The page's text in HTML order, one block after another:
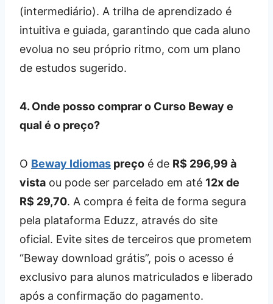
(intermediário). A trilha de aprendizado é
intuitiva e guiada, garantindo que cada aluno
evolua no seu próprio ritmo, com um plano
de estudos sugerido.
4. Onde posso comprar o Curso Beway e
qual é o preço?
O Beway Idiomas preço é de R$ 296,99 à
vista ou pode ser parcelado em até 12x de
R$ 29,70. A compra é feita de forma segura
pela plataforma Eduzz, através do site
oficial. Evite sites de terceiros que prometem
“Beway download grátis”, pois o acesso é
exclusivo para alunos matriculados e liberado
após a confirmação do pagamento.